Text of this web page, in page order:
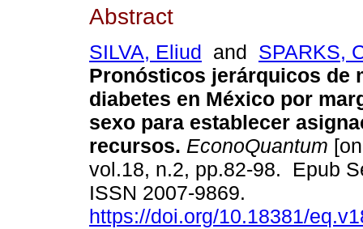
Abstract
SILVA, Eliud and SPARKS,
Pronósticos jerárquicos de
diabetes en México por
sexo para establecer
recursos. EconoQuantum
vol.18, n.2, pp.82-98. Epub
ISSN 2007-9869.
https://doi.org/10.18381/